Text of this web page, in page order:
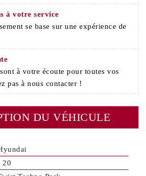
à votre service
se base sur une expérience de
à votre écoute pour toutes vos
pas à nous contacter !
DU VÉHICULE
20